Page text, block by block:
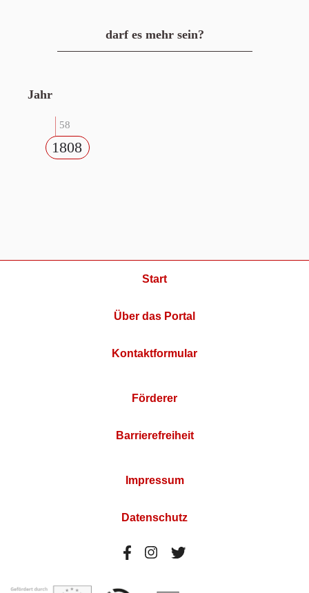
darf es mehr sein?
Jahr
58
1808
Start
Über das Portal
Kontaktformular
Förderer
Barrierefreiheit
Impressum
Datenschutz